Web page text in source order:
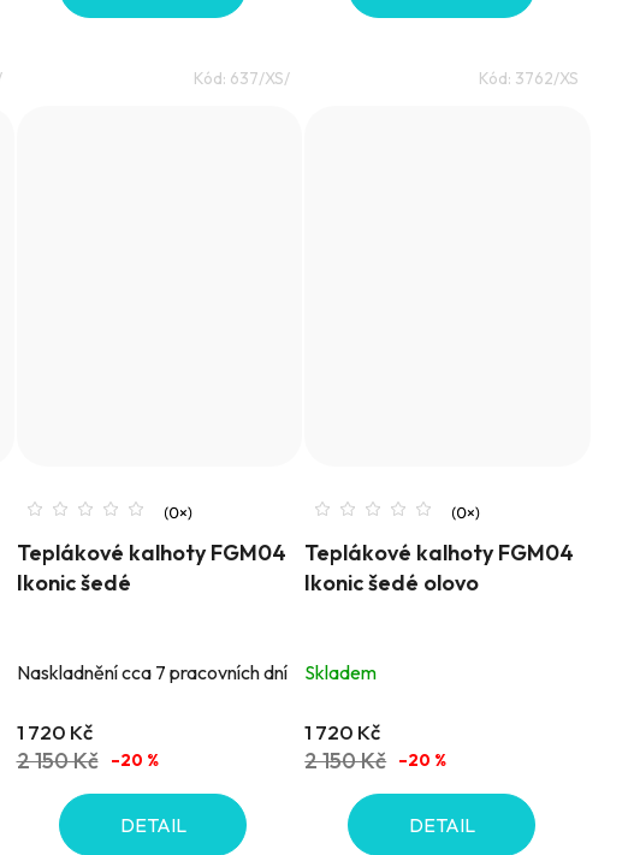
Kód: 637/XS/ Kód: 3762/XS
Teplákové kalhoty FGM04
Ikonic šedé
Naskladnění cca 7 pracovních dní
1 720 Kč
2 150 Kč –20 %
DETAIL
Teplákové kalhoty FGM04
Ikonic šedé olovo
Skladem
1 720 Kč
2 150 Kč –20 %
DETAIL